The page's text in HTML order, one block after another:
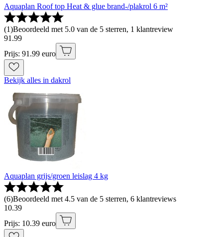
Aquaplan Roof top Heat & glue brand-/plakrol 6 m²
(1)Beoordeeld met 5.0 van de 5 sterren, 1 klantreview
91 .99
Prijs: 91.99 euro
Bekijk alles in dakrol
Aquaplan grijs/groen leislag 4 kg
(6)Beoordeeld met 4.5 van de 5 sterren, 6 klantreviews
10.39
Prijs: 10.39 euro